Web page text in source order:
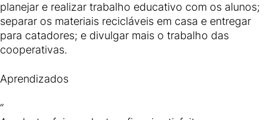
planejar e realizar trabalho educativo com os alunos;
separar os materiais recicláveis em casa e entregar
para catadores; e divulgar mais o trabalho das
cooperativas.
Aprendizados
“